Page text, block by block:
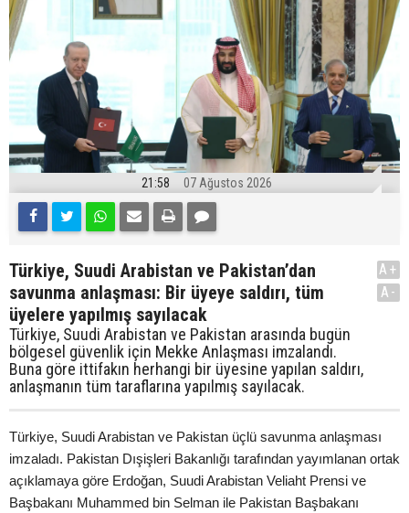
21:58 07 Ağustos 2026
Türkiye, Suudi Arabistan ve Pakistan’dan
savunma anlaşması: Bir üyeye saldırı, tüm
üyelere yapılmış sayılacak
Türkiye, Suudi Arabistan ve Pakistan arasında bugün
bölgesel güvenlik için Mekke Anlaşması imzalandı.
Buna göre ittifakın herhangi bir üyesine yapılan saldırı,
anlaşmanın tüm taraflarına yapılmış sayılacak.
A+
A-
Türkiye, Suudi Arabistan ve Pakistan üçlü savunma anlaşması
imzaladı. Pakistan Dışişleri Bakanlığı tarafından yayımlanan ortak
açıklamaya göre Erdoğan, Suudi Arabistan Veliaht Prensi ve
Başbakanı Muhammed bin Selman ile Pakistan Başbakanı